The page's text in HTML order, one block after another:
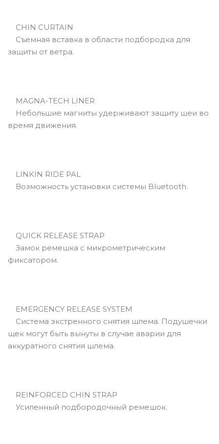
CHIN CURTAIN
Съемная вставка в области подбородка для
защиты от ветра.
MAGNA-TECH LINER
Небольшие магниты удерживают защиту шеи во
время движения.
LINKIN RIDE PAL
Возможность установки системы Bluetooth.
QUICK RELEASE STRAP
Замок ремешка с микрометрическим
фиксатором.
EMERGENCY RELEASE SYSTEM
Cистема экстренного снятия шлема. Подушечки
щек могут быть вынуты в случае аварии для
аккуратного снятия шлема.
REINFORCED CHIN STRAP
Усиленный подбородочный ремешок.